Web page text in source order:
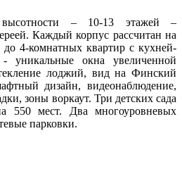
– 10-13 этажей –
Каждый корпус рассчитан на
до 4-комнатных квартир с кухней-
уникальные окна увеличенной
лоджий, вид на Финский
дизайн, видеонаблюдение,
зоны воркаут. Три детских сада
мест. Два многоуровневых
парковки.